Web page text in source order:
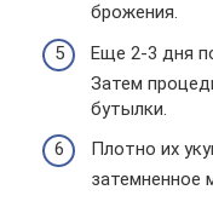
брожения.
Еще 2-3 дня
Затем
бутылки.
Плотно их
затемненное